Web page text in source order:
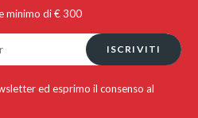
minimo di € 300
ISCRIVITI
ed esprimo il consenso al